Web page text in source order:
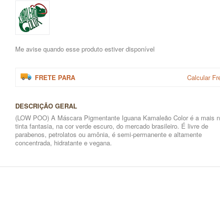
Me avise quando esse produto estiver disponível
FRETE PARA Calcular
DESCRIÇÃO GERAL
(LOW POO) A Máscara Pigmentante Iguana Kamaleão Color é a mais
tinta fantasia, na cor verde escuro, do mercado brasileiro. É livre de
parabenos, petrolatos ou amônia, é semi-permanente e altamente
concentrada, hidratante e vegana.